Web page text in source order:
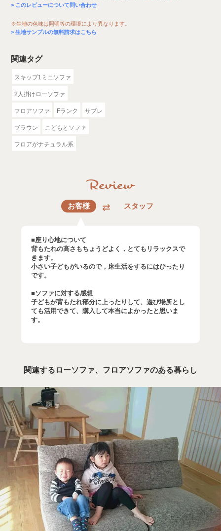
このレビューについて問い合わせ
※生地の色味は照明等の環境により異なります。
生地サンプルの無料請求はこちら
関連タグ
スキップ1ミニソファ
2人掛けローソファ
フロアソファ Fランク サブレ
ブラウン こどもとソファ
フロアがナチュラル系
お客様 スタッフ
■座り心地について
背もたれの高さもちょうどよく，とてもリラックスで
きます。
小さい子どもがいるので，床生活をするにはぴったり
です。
■ソファに対する感想
子どもが背もたれ部分に上ったりして、遊び場所とし
ても活用できて、購入して本当によかったと思いま
す。
関連するローソファ、フロアソファのある暮らし